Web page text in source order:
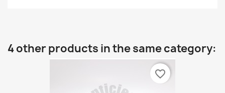
4 other products in the same category:
favorite_border